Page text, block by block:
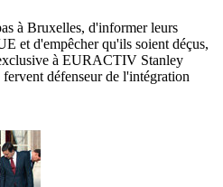
à Bruxelles, d'informer leurs
et d'empêcher qu'ils soient déçus,
à EURACTIV Stanley
défenseur de l'intégration